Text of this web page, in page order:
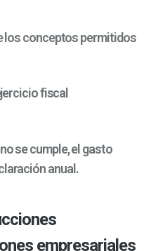
los conceptos permitidos
fiscal
se cumple, el gasto
anual.
empresariales